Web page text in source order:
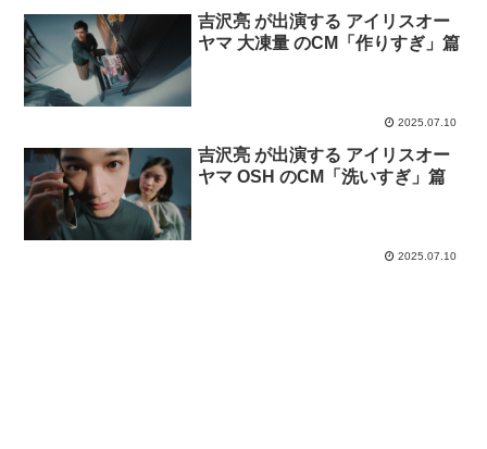
吉沢亮 が出演する アイリスオー
ヤマ 大凍量 のCM「作りすぎ」篇
2025.07.10
吉沢亮 が出演する アイリスオー
ヤマ OSH のCM「洗いすぎ」篇
2025.07.10